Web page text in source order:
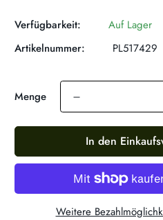
Verfügbarkeit:
Auf Lager
Artikelnummer:
PL517429
Menge
In den
Weitere